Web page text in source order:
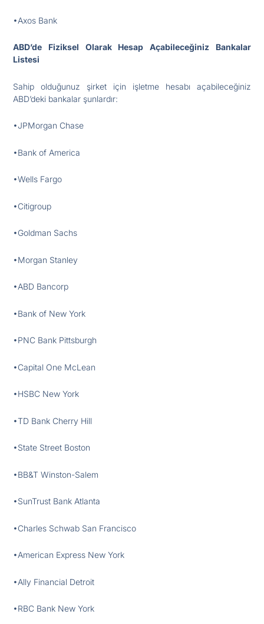
•Axos Bank
ABD’de Fiziksel Olarak Hesap Açabileceğiniz Bankalar
Listesi
Sahip olduğunuz şirket için işletme hesabı açabileceğiniz
ABD’deki bankalar şunlardır:
•JPMorgan Chase
•Bank of America
•Wells Fargo
•Citigroup
•Goldman Sachs
•Morgan Stanley
•ABD Bancorp
•Bank of New York
•PNC Bank Pittsburgh
•Capital One McLean
•HSBC New York
•TD Bank Cherry Hill
•State Street Boston
•BB&T Winston-Salem
•SunTrust Bank Atlanta
•Charles Schwab San Francisco
•American Express New York
•Ally Financial Detroit
•RBC Bank New York